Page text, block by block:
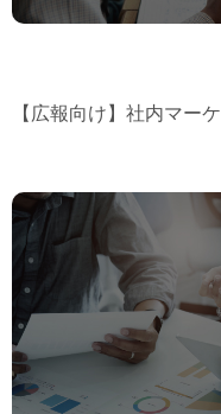
【広報向け】社内マー